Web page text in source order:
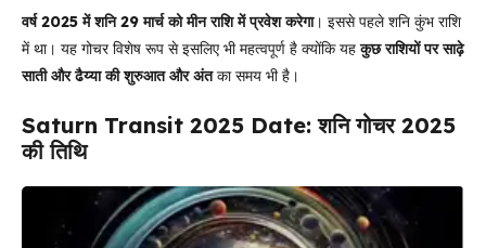
वर्ष 2025 में शनि 29 मार्च को मीन राशि में प्रवेश करेगा। इससे पहले शनि कुंभ राशि
में था। यह गोचर विशेष रूप से इसलिए भी महत्वपूर्ण है क्योंकि यहकुछ राशियों पर साढ़े
साती और ढैय्या की शुरुआत और अंतका समय भी है।
Saturn Transit 2025 Date: शनि गोचर 2025
की तिथि